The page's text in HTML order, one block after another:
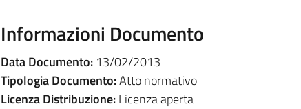
Informazioni Documento
Data Documento:13/02/2013
Tipologia Documento:Atto normativo
Licenza Distribuzione:Licenza aperta